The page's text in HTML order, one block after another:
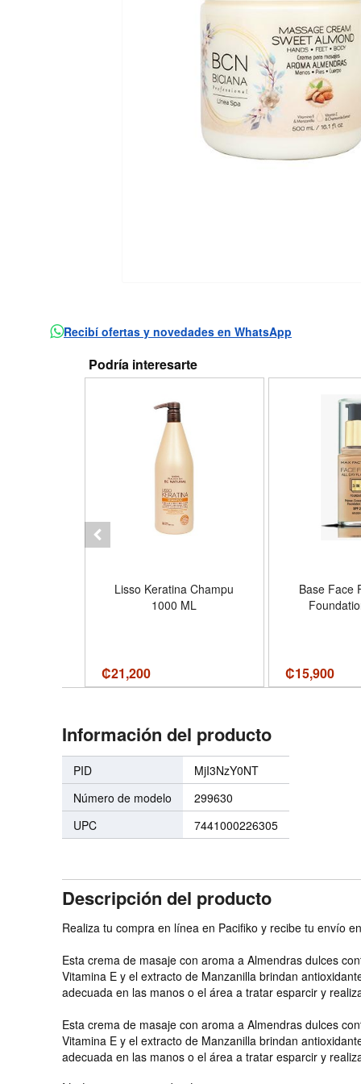
Recibí ofertas y novedades en WhatsApp
Podría interesarte
Lisso Keratina Champu
1000 ML
₡21,200
Base Face
₡15,900
Información del producto
PID
MjI3NzY0NT
Número de modelo
299630
UPC
7441000226305
Descripción del producto
Realiza tu compra en línea en Pacifiko y recibe tu envío
Esta crema de masaje con aroma a Almendras dulces
Vitamina E y el extracto de Manzanilla brindan
adecuada en las manos o el área a tratar esparcir y
Esta crema de masaje con aroma a Almendras dulces
Vitamina E y el extracto de Manzanilla brindan
adecuada en las manos o el área a tratar esparcir y